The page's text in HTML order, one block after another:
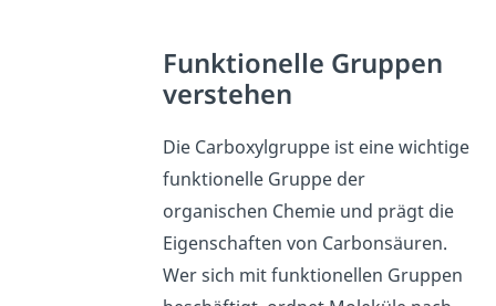
Funktionelle Gruppen
verstehen
Die Carboxylgruppe ist eine wichtige
funktionelle Gruppe der
organischen Chemie und prägt die
Eigenschaften von Carbonsäuren.
Wer sich mit funktionellen Gruppen